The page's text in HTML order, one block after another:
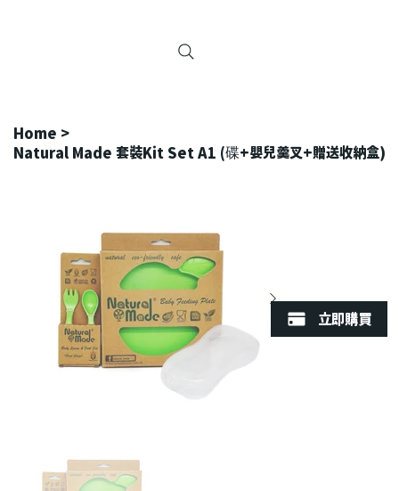
Home >
Natural Made 套裝Kit Set A1 (碟+嬰兒羹叉+贈送收納盒)
立即購買